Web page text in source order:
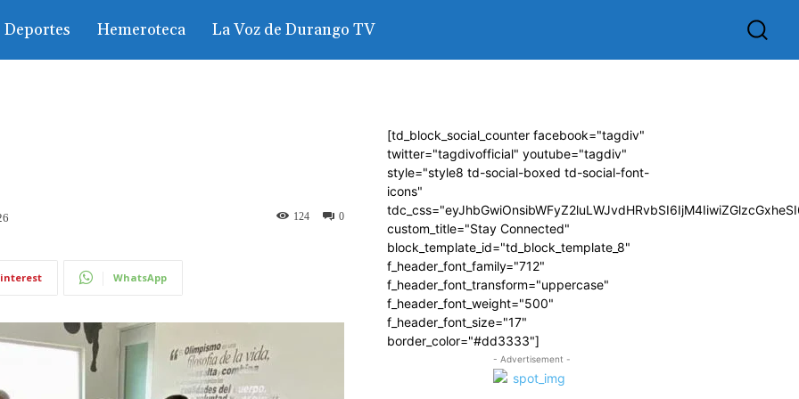
Deportes Hemeroteca La Voz de Durango TV
0
124
WhatsApp
[td_block_social_counter facebook="tagdiv"
twitter="tagdivofficial" youtube="tagdiv"
style="style8 td-social-boxed td-social-font-
icons"
custom_title="Stay Connected"
block_template_id="td_block_template_8"
f_header_font_family="712"
f_header_font_transform="uppercase"
f_header_font_weight="500"
f_header_font_size="17"
border_color="#dd3333"]
- Advertisement -